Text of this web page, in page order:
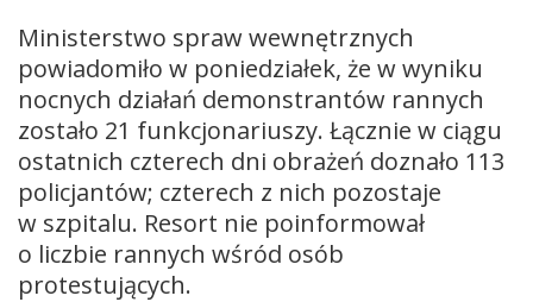
Ministerstwo spraw wewnętrznych
powiadomiło w poniedziałek, że w wyniku
nocnych działań demonstrantów rannych
zostało 21 funkcjonariuszy. Łącznie w ciągu
ostatnich czterech dni obrażeń doznało 113
policjantów; czterech z nich pozostaje
w szpitalu. Resort nie poinformował
o liczbie rannych wśród osób
protestujących.